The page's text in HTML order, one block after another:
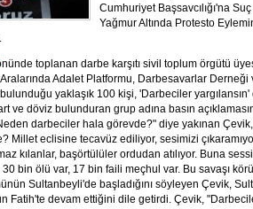
Cumhuriyet Başsavcılığı'na
Yağmur Altında Protesto
toplanan darbe karşıtı sivil toplum örgütü
Adalet Platformu, Darbesavarlar Derneği
yaklaşık 100 kişi, 'Darbeciler yargılansın'
ve döviz bulunduran grup adına basın
darbeciler hala görevde?" diye yakınan
Millet eclisine tecavüz ediliyor, sesimizi
kılanlar, başörtülüler ordudan atılıyor. Buna
bin ölü var, 17 bin faili meçhul var. Bu savaşı
Sultanbeyli'de başladığını söyleyen Çevik,
Fatih'te devam ettiğini dile getirdi. Çevik,